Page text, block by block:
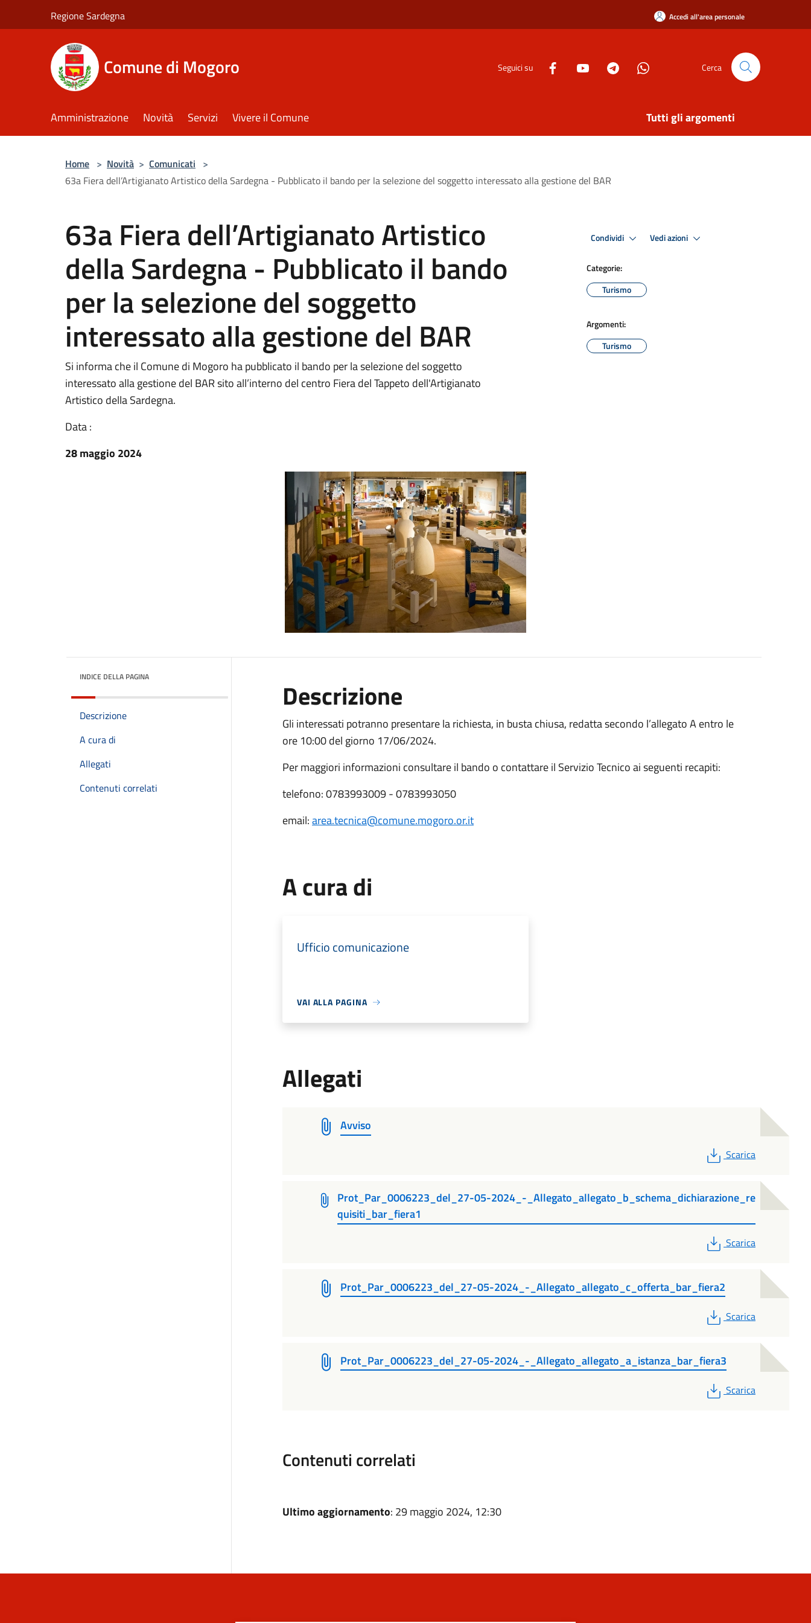
Regione Sardegna Accedi all'area personale
Comune di Mogoro Seguici su Cerca
Amministrazione Novità Servizi Vivere il Comune Tutti gli argomenti
Home > Novità > Comunicati >
63a Fiera dell’Artigianato Artistico della Sardegna - Pubblicato il bando per la selezione del soggetto interessato alla gestione del BAR
63a Fiera dell’Artigianato Artistico
della Sardegna - Pubblicato il bando
per la selezione del soggetto
interessato alla gestione del BAR
Si informa che il Comune di Mogoro ha pubblicato il bando per la selezione del soggetto
interessato alla gestione del BAR sito all’interno del centro Fiera del Tappeto dell'Artigianato
Artistico della Sardegna.
Data :
28 maggio 2024
Condividi Vedi azioni
Categorie:
Turismo
Argomenti:
Turismo
INDICE DELLA PAGINA
Descrizione
A cura di
Allegati
Contenuti correlati
Descrizione
Gli interessati potranno presentare la richiesta, in busta chiusa, redatta secondo l’allegato A entro le
ore 10:00 del giorno 17/06/2024.
Per maggiori informazioni consultare il bando o contattare il Servizio Tecnico ai seguenti recapiti:
telefono: 0783993009 - 0783993050
email:area.tecnica@comune.mogoro.or.it
A cura di
Ufficio comunicazione
VAI ALLA PAGINA
Allegati
Avviso
PDF
Scarica
Prot_Par_0006223_del_27-05-2024_-_Allegato_allegato_b_schema_dichiarazione_re
quisiti_bar_fiera1
PDF
Scarica
Prot_Par_0006223_del_27-05-2024_-_Allegato_allegato_c_offerta_bar_fiera2
PDF
Scarica
Prot_Par_0006223_del_27-05-2024_-_Allegato_allegato_a_istanza_bar_fiera3
PDF
Scarica
Contenuti correlati
Ultimo aggiornamento: 29 maggio 2024, 12:30